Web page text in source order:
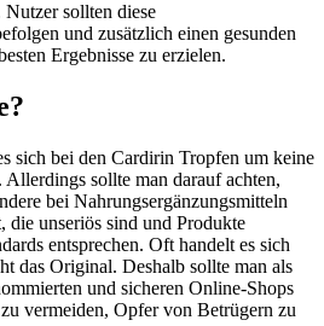
sollten diese
und zusätzlich einen gesunden
Ergebnisse zu erzielen.
sich bei den Cardirin Tropfen um keine
sollte man darauf achten,
bei Nahrungsergänzungsmitteln
unseriös sind und Produkte
entsprechen. Oft handelt es sich
das Original. Deshalb sollte man als
und sicheren Online-Shops
vermeiden, Opfer von Betrügern zu